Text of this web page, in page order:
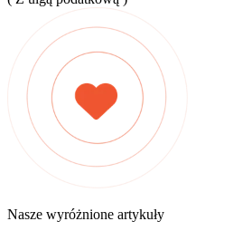
Nasze wyróżnione artykuły